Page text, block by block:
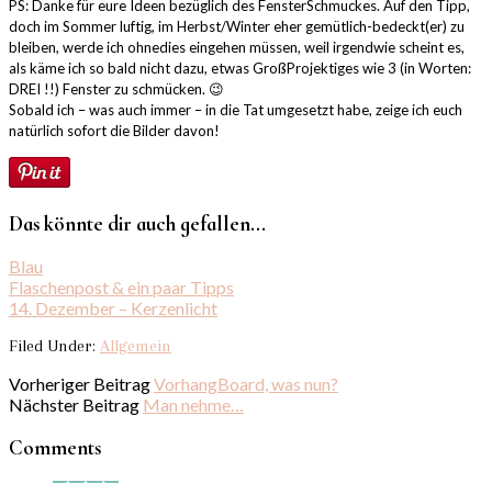
PS: Danke für eure Ideen bezüglich des FensterSchmuckes. Auf den Tipp,
doch im Sommer luftig, im Herbst/Winter eher gemütlich-bedeckt(er) zu
bleiben, werde ich ohnedies eingehen müssen, weil irgendwie scheint es,
als käme ich so bald nicht dazu, etwas GroßProjektiges wie 3 (in Worten:
DREI !!) Fenster zu schmücken. 😉
Sobald ich – was auch immer – in die Tat umgesetzt habe, zeige ich euch
natürlich sofort die Bilder davon!
Das könnte dir auch gefallen...
Blau
Flaschenpost & ein paar Tipps
14. Dezember – Kerzenlicht
Filed Under: Allgemein
Vorheriger BeitragVorhangBoard, was nun?
Nächster Beitrag Man nehme…
Comments